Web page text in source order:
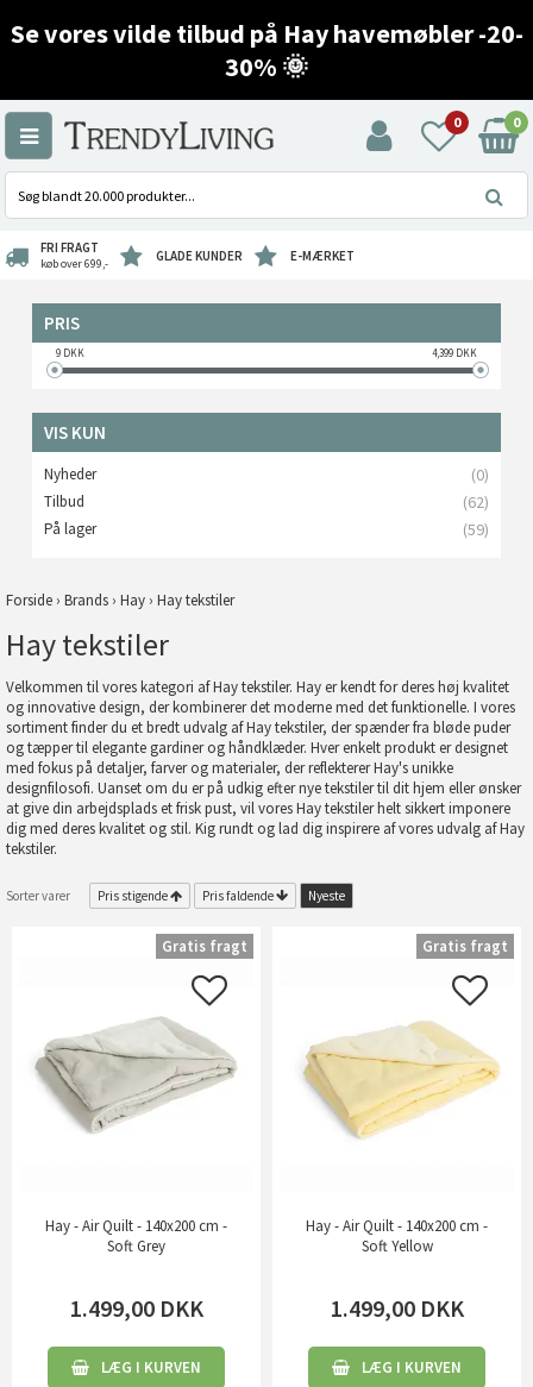
Se vores vilde tilbud på Hay havemøbler -20-
30% 🌞
0 0
FRI FRAGT
køb over 699,- GLADE KUNDER E-MÆRKET
PRIS
9DKK 4,399DKK
VIS KUN
Nyheder (0)
Tilbud (62)
På lager (59)
Forside › Brands › Hay › Hay tekstiler
Hay tekstiler
Velkommen til vores kategori af Hay tekstiler. Hay er kendt for deres høj kvalitet
og innovative design, der kombinerer det moderne med det funktionelle. I vores
sortiment finder du et bredt udvalg af Hay tekstiler, der spænder fra bløde puder
og tæpper til elegante gardiner og håndklæder. Hver enkelt produkt er designet
med fokus på detaljer, farver og materialer, der reflekterer Hay's unikke
designfilosofi. Uanset om du er på udkig efter nye tekstiler til dit hjem eller ønsker
at give din arbejdsplads et frisk pust, vil vores Hay tekstiler helt sikkert imponere
dig med deres kvalitet og stil. Kig rundt og lad dig inspirere af vores udvalg af Hay
tekstiler.
Sorter varer Pris stigende Pris faldende Nyeste
Hay - Air Quilt - 140x200 cm -
Soft Grey
1.499,00 DKK
LÆG I KURVEN
Gratis fragt
Hay - Air Quilt - 140x200 cm -
Soft Yellow
1.499,00 DKK
LÆG I KURVEN
Gratis fragt